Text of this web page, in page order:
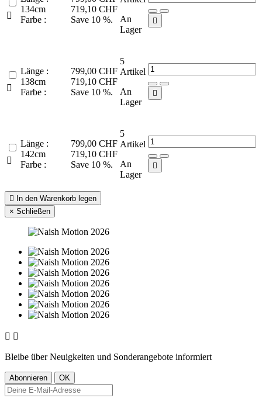

134cm
Farbe :
719,10 CHF
Save 10 %.
An
Lager


Länge :
138cm
Farbe :
799,00 CHF
719,10 CHF
Save 10 %.
5
Artikel
An
Lager


Länge :
142cm
Farbe :
799,00 CHF
719,10 CHF
Save 10 %.
5
Artikel
An
Lager


In den Warenkorb legen
× Schließen
 
Bleibe über Neuigkeiten und Sonderangebote informiert